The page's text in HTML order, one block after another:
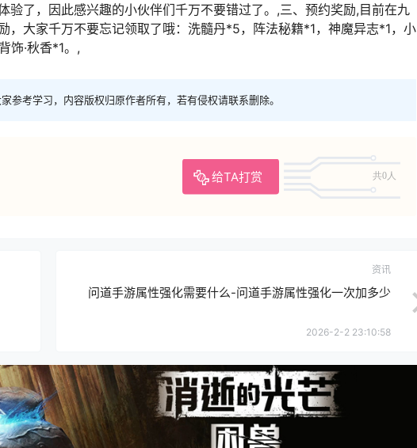
了，因此感兴趣的小伙伴们千万不要错过了。,三、预约奖励,目前在九
，大家千万不要忘记领取了哦：洗髓丹*5，阵法秘籍*1，神魔异志*1，小
饰·秋香*1。,
参考学习，内容版权归原作者所有，若有侵权请联系删除。
给TA打赏 共0人
资讯
问道手游属性强化需要什么-问道手游属性强化一次加多少
2026-2-2 23:10:58